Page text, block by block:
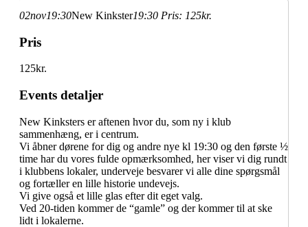
02nov19:30New Kinkster19:30 Pris: 125kr.
Pris
125kr.
Events detaljer
New Kinksters er aftenen hvor du, som ny i klub
sammenhæng, er i centrum.
Vi åbner dørene for dig og andre nye kl 19:30 og den første ½
time har du vores fulde opmærksomhed, her viser vi dig rundt
i klubbens lokaler, underveje besvarer vi alle dine spørgsmål
og fortæller en lille historie undevejs.
Vi give også et lille glas efter dit eget valg.
Ved 20-tiden kommer de “gamle” og der kommer til at ske
lidt i lokalerne.